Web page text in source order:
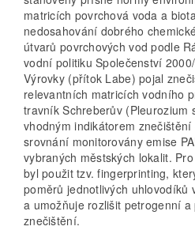
matricích povrchová voda a
nedosahování dobrého
útvarů povrchových vod podle
vodní politiku Společenství
Výrovky (přítok Labe) pojal
relevantních matricích vodního
travník Schreberův (Pleurozium
vhodným indikátorem
srovnání monitorovány emise
vybraných městských lokalit.
byl použit tzv. fingerprinting,
poměrů jednotlivých uhlovodíků
a umožňuje rozlišit petrogenní
znečištění.